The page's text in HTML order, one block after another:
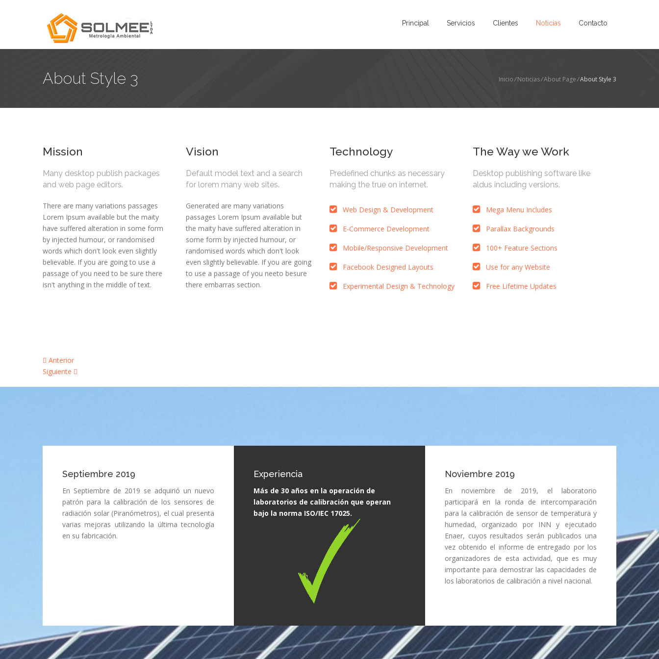
Principal Servicios Clientes Noticias Contacto
About Style 3 Inicio/Noticias/About Page/About Style 3
Mission
Many desktop publish packages
and web page editors.
There are many variations passages
Lorem Ipsum available but the maity
have suffered alteration in some form
by injected humour, or randomised
words which don't look even slightly
believable. If you are going to use a
passage of you need to be sure there
isn't anything in the middle of text.
Vision
Default model text and a search
for lorem many web sites.
Generated are many variations
passages Lorem Ipsum available but
the maity have suffered alteration in
some form by injected humour, or
randomised words which don't look
even slightly believable. If you are going
to use a passage of you neeto besure
there embarras section.
Technology
Predefined chunks as necessary
making the true on internet.
Web Design & Development
E-Commerce Development
Mobile/Responsive Development
Facebook Designed Layouts
Experimental Design & Technology
The Way we Work
Desktop publishing software like
aldus including versions.
Mega Menu Includes
Parallax Backgrounds
100+ Feature Sections
Use for any Website
Free Lifetime Updates
Anterior
Siguiente
Septiembre 2019
En Septiembre de 2019 se adquirió un nuevo
patrón para la calibración de los sensores de
radiación solar (Piranómetros), el cual presenta
varias mejoras utilizando la última tecnología
en su fabricación.
Experiencia
Más de 30 años en la operación de
laboratorios de calibración que operan
bajo la norma ISO/IEC 17025.
Noviembre 2019
En noviembre de 2019, el laboratorio
participará en la ronda de intercomparación
para la calibración de sensor de temperatura y
humedad, organizado por INN y ejecutado
Enaer, cuyos resultados serán publicados una
vez obtenido el informe de entregado por los
organizadores de esta actividad, que es muy
importante para demostrar las capacidades de
los laboratorios de calibración a nivel nacional.